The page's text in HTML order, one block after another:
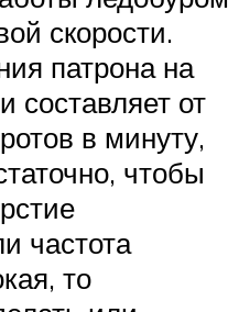
скорости.
патрона на
составляет от
в минуту,
чтобы
частота
то